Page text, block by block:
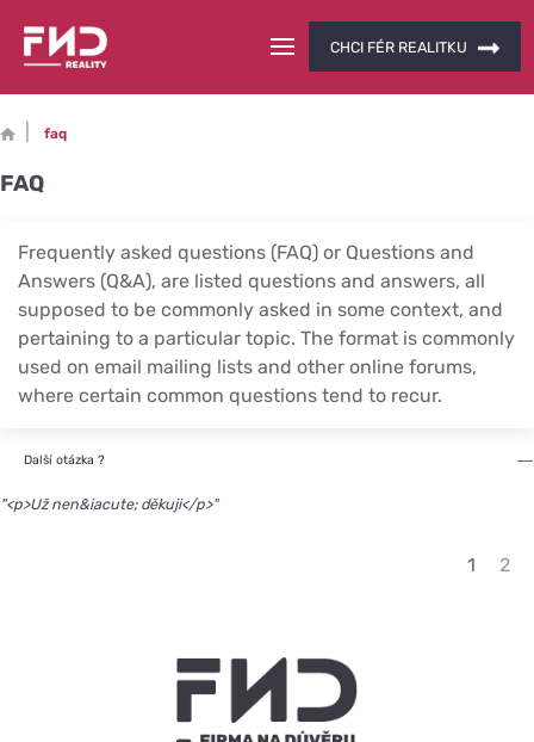
CHCI FÉR REALITKU
faq
FAQ
Frequently asked questions (FAQ) or Questions and
Answers (Q&A), are listed questions and answers, all
supposed to be commonly asked in some context, and
pertaining to a particular topic. The format is commonly
used on email mailing lists and other online forums,
where certain common questions tend to recur.
Další otázka ?
"<p>Už nen&iacute; děkuji</p>"
1 2